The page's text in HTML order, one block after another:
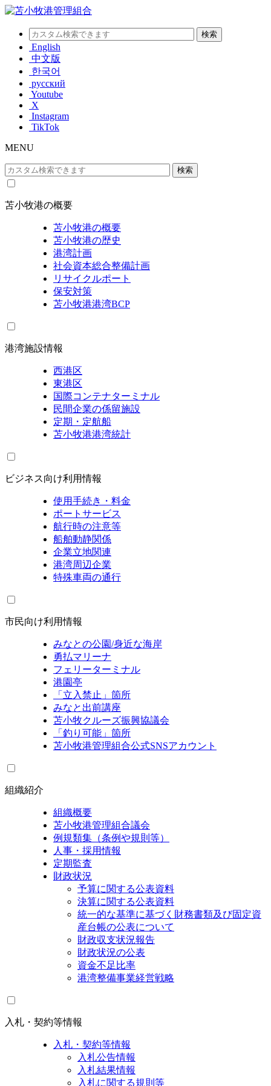
English
中文版
한국어
русский
Youtube
X
Instagram
TikTok
MENU
苫小牧港の概要
苫小牧港の概要
苫小牧港の歴史
港湾計画
社会資本総合整備計画
リサイクルポート
保安対策
苫小牧港港湾BCP
港湾施設情報
西港区
東港区
国際コンテナターミナル
民間企業の係留施設
定期・定航船
苫小牧港港湾統計
ビジネス向け利用情報
使用手続き・料金
ポートサービス
航行時の注意等
船舶動静関係
企業立地関連
港湾周辺企業
特殊車両の通行
市民向け利用情報
みなとの公園/身近な海岸
勇払マリーナ
フェリーターミナル
港園亭
「立入禁止」箇所
みなと出前講座
苫小牧クルーズ振興協議会
「釣り可能」箇所
苫小牧港管理組合公式SNSアカウント
組織紹介
組織概要
苫小牧港管理組合議会
例規類集（条例や規則等）
人事・採用情報
定期監査
財政状況
予算に関する公表資料
決算に関する公表資料
統一的な基準に基づく財務書類及び固定資
産台帳の公表について
財政収支状況報告
財政状況の公表
資金不足比率
港湾整備事業経営戦略
入札・契約等情報
入札・契約等情報
入札公告情報
入札結果情報
入札に関する規則等